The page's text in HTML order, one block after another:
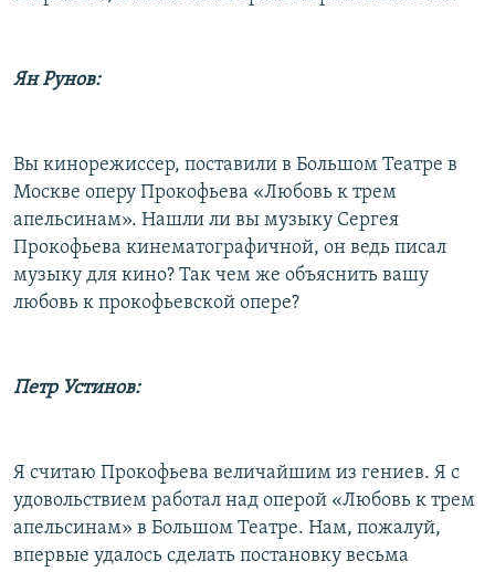
Ян Рунов:
Вы кинорежиссер, поставили в Большом Театре в
Москве оперу Прокофьева «Любовь к трем
апельсинам». Нашли ли вы музыку Сергея
Прокофьева кинематографичной, он ведь писал
музыку для кино? Так чем же объяснить вашу
любовь к прокофьевской опере?
Петр Устинов:
Я считаю Прокофьева величайшим из гениев. Я с
удовольствием работал над оперой «Любовь к трем
апельсинам» в Большом Театре. Нам, пожалуй,
впервые удалось сделать постановку весьма